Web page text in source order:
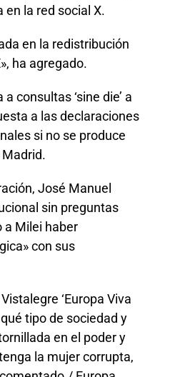
la red social X.
en la redistribución
ha agregado.
consultas ‘sine die’ a
a las declaraciones
si no se produce
José Manuel
sin preguntas
a Milei haber
con sus
‘Europa Viva
tipo de sociedad y
en el poder y
la mujer corrupta,